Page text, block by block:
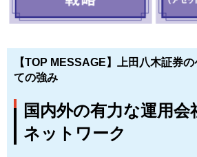
【TOP MESSAGE】上田八木証券
ての強み
国内外の有力な運用会
ネットワーク